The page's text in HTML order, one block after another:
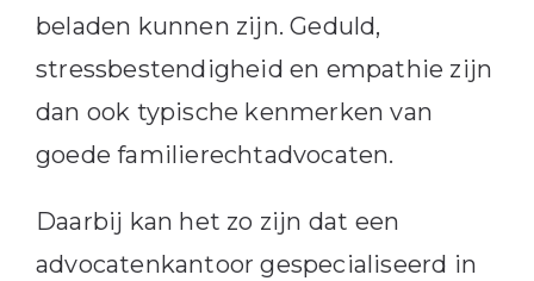
beladen kunnen zijn. Geduld,
stressbestendigheid en empathie zijn
dan ook typische kenmerken van
goede familierechtadvocaten.
Daarbij kan het zo zijn dat een
advocatenkantoor gespecialiseerd in